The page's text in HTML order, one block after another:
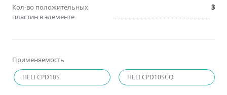
Применяемость
HELI CPD10S HELI CPD10SCQ
Кол-во положительных
пластин в элементе
3